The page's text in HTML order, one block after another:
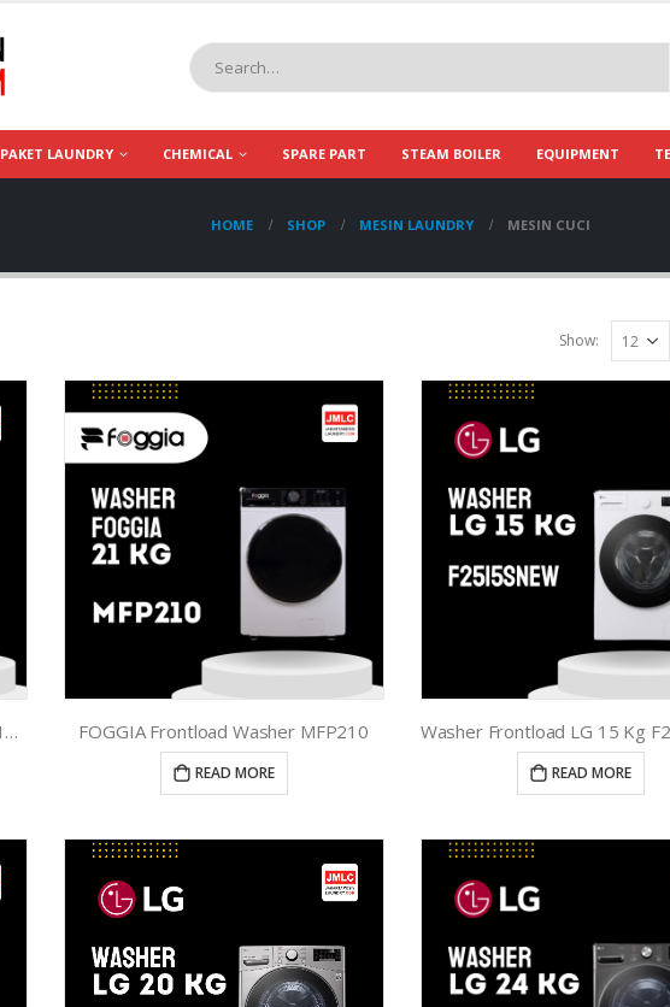
PAKET LAUNDRY CHEMICAL SPARE PART STEAM BOILER EQUIPMENT
HOME SHOP MESIN LAUNDRY MESIN CUCI
Show:
FOGGIA Frontload Washer FFLW1214WX FOGGIA Frontload Washer MFP210
READ MORE READ MORE